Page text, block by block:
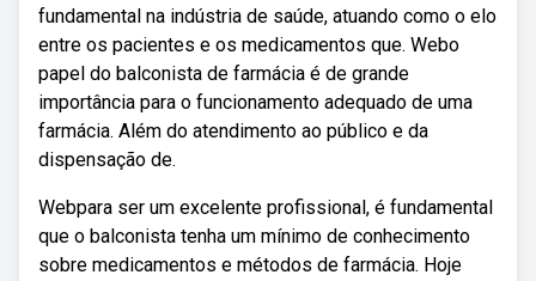
fundamental na indústria de saúde, atuando como o elo
entre os pacientes e os medicamentos que. Webo
papel do balconista de farmácia é de grande
importância para o funcionamento adequado de uma
farmácia. Além do atendimento ao público e da
dispensação de.
Webpara ser um excelente profissional, é fundamental
que o balconista tenha um mínimo de conhecimento
sobre medicamentos e métodos de farmácia. Hoje